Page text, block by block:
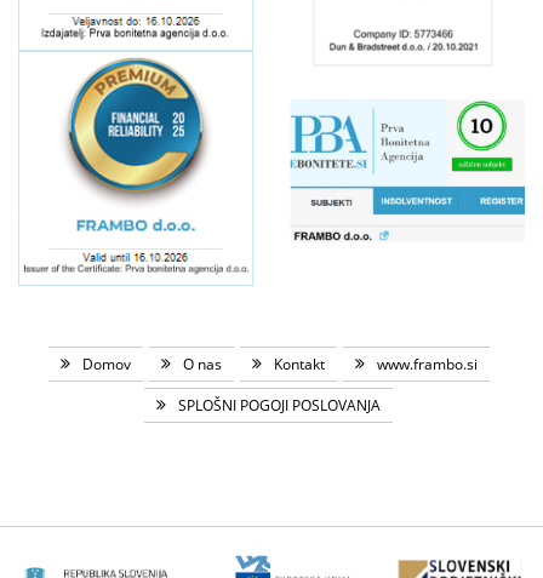
Domov O nas Kontakt
www.frambo.si
SPLOŠNI POGOJI POSLOVANJA